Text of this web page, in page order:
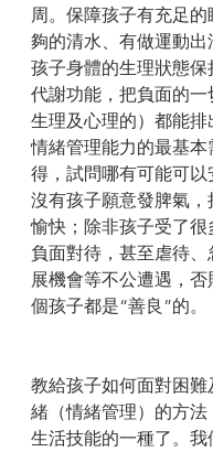
周。保障孩子有充足的
夠的清水、有做運動出
孩子身體的生理狀態保
代謝功能，把負面的
生理及心理的）都能排
情緒管理能力的最基本
得，試問哪有可能可以
沒有孩子願意發脾氣，
愉快；除非孩子受了很
負面對待，甚至虐待、
展機會等不公遭遇，
個孩子都是“善良”的。
教給孩子如何面對困
緒（情緒管理）的方法
生活技能的一種了。我